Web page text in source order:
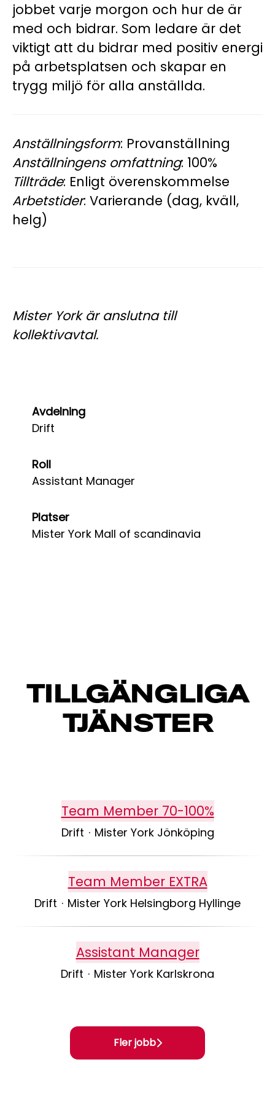
jobbet varje morgon och hur de är
med och bidrar. Som ledare är det
viktigt att du bidrar med positiv energi
på arbetsplatsen och skapar en
trygg miljö för alla anställda.
Anställningsform: Provanställning
Anställningens omfattning: 100%
Tillträde: Enligt överenskommelse
Arbetstider: Varierande (dag, kväll,
helg)
Mister York är anslutna till
kollektivavtal.
Avdelning
Drift
Roll
Assistant Manager
Platser
Mister York Mall of scandinavia
TILLGÄNGLIGA
TJÄNSTER
Team Member 70-100%
Drift · Mister York Jönköping
Team Member EXTRA
Drift · Mister York Helsingborg Hyllinge
Assistant Manager
Drift · Mister York Karlskrona
Fler jobb